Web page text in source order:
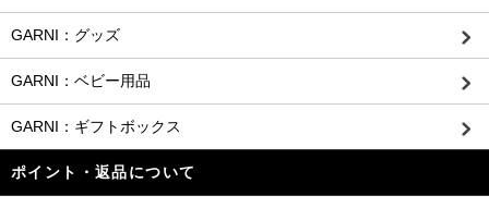
GARNI：グッズ
GARNI：ベビー用品
GARNI：ギフトボックス
ポイント・返品について